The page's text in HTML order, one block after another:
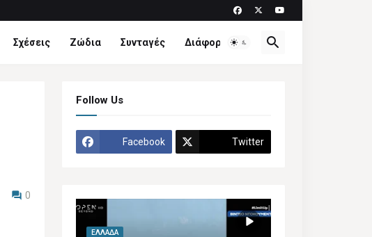
Σχέσεις Ζώδια Συνταγές Διάφορα
0
Follow Us
Facebook Twitter
ΕΛΛΆΔΑ